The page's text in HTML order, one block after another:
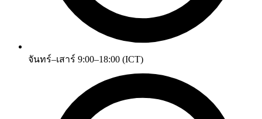
จันทร์–เสาร์ 9:00–18:00 (ICT)